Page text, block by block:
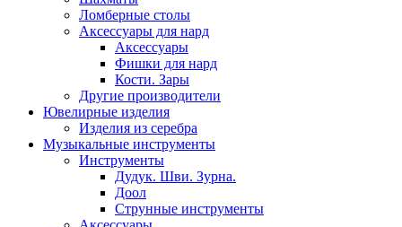
Ломберные столы
Аксессуары для нард
Аксессуары
Фишки для нард
Кости. Зары
Другие производители
Ювелирные изделия
Изделия из серебра
Музыкальные инструменты
Инструменты
Дудук. Шви. Зурна.
Доол
Струнные инструменты